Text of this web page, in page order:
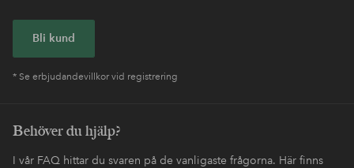
Bli kund
* Se erbjudandevillkor vid registrering
Behöver du hjälp?
I vår FAQ hittar du svaren på de vanligaste frågorna. Här finns